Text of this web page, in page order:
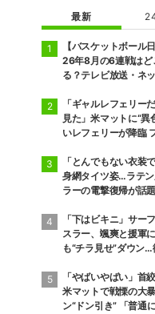
最新
【バスケットボール
26年8月の6連戦はど
る？テレビ放送・ネ
「ギャルレフェリー
見た」米マットに“異
いレフェリーが降臨
「とんでもない衣装
身網タイツ姿…ラテ
ラーの電撃復帰が話
「下はビキニ」サー
スラー、颯爽と援軍
も“チラ見せ”ダウン…
「やばいやばい」首
米マットで戦慄の大
ン“ドン引き” 「普通